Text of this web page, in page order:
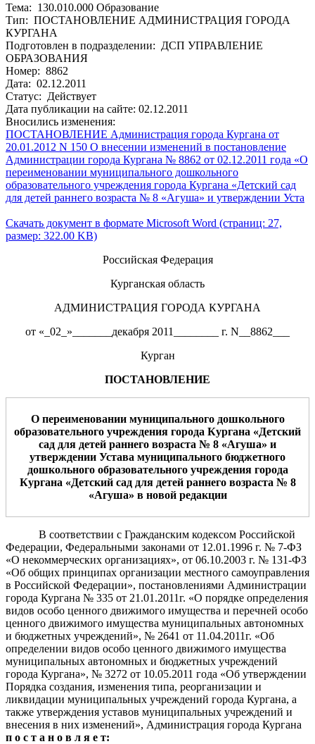
Тема: 130.010.000 Образование
Тип: ПОСТАНОВЛЕНИЕ АДМИНИСТРАЦИЯ ГОРОДА
КУРГАНА
Подготовлен в подразделении: ДСП УПРАВЛЕНИЕ
ОБРАЗОВАНИЯ
Номер: 8862
Дата: 02.12.2011
Статус: Действует
Дата публикации на сайте: 02.12.2011
Вносились изменения:
ПОСТАНОВЛЕНИЕ Администрация города Кургана от
20.01.2012 N 150 О внесении изменений в постановление
Администрации города Кургана № 8862 от 02.12.2011 года «О
переименовании муниципального дошкольного
образовательного учреждения города Кургана «Детский сад
для детей раннего возраста № 8 «Агуша» и утверждении Уста
Скачать документ в формате Microsoft Word (страниц: 27,
размер: 322.00 KB)
Российская Федерация
Курганская область
АДМИНИСТРАЦИЯ ГОРОДА КУРГАНА
от «_02_»_______декабря 2011________ г. N__8862___
Курган
ПОСТАНОВЛЕНИЕ
О переименовании муниципального дошкольного
образовательного учреждения города Кургана «Детский
сад для детей раннего возраста № 8 «Агуша» и
утверждении Устава муниципального бюджетного
дошкольного образовательного учреждения города
Кургана «Детский саддля детей раннего возраста № 8
«Агуша» в новой редакции
В соответствии с Гражданским кодексом Российской
Федерации, Федеральными законами от 12.01.1996 г. № 7-ФЗ
«О некоммерческих организациях», от 06.10.2003 г. № 131-ФЗ
«Об общих принципах организации местного самоуправления
в Российской Федерации», постановлениями Администрации
города Кургана № 335 от 21.01.2011г. «О порядке определения
видов особо ценного движимого имущества и перечней особо
ценного движимого имущества муниципальных автономных
и бюджетных учреждений», № 2641 от 11.04.2011г. «Об
определении видов особо ценного движимого имущества
муниципальных автономных и бюджетных учреждений
города Кургана», № 3272 от 10.05.2011 года «Об утверждении
Порядка создания, изменения типа, реорганизации и
ликвидации муниципальных учреждений города Кургана, а
также утверждения уставов муниципальных учреждений и
внесения в них изменений», Администрация города Кургана
п о с т а н о в л я е т: